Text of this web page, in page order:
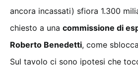
ancora incassati) sfiora 1.300
chiesto a una commissione di
Roberto Benedetti, come
Sul tavolo ci sono ipotesi che